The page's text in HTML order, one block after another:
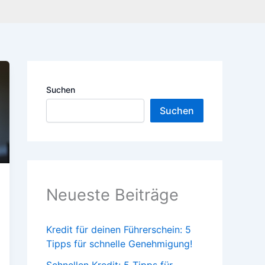
Suchen
Suchen
Neueste Beiträge
Kredit für deinen Führerschein: 5
Tipps für schnelle Genehmigung!